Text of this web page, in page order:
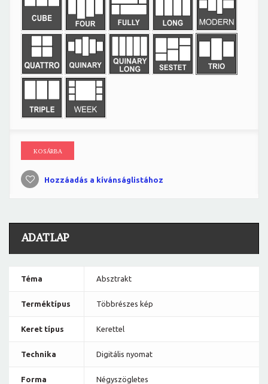
KOSÁRBA
Hozzáadás a kívánságlistához
ADATLAP
Téma Absztrakt
Terméktípus Többrészes kép
Keret típus Kerettel
Technika Digitális nyomat
Forma Négyszögletes